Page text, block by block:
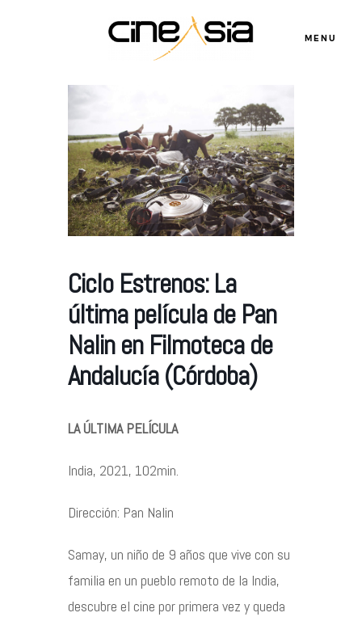
MENU
Ciclo Estrenos: La
última película de Pan
Nalin en Filmoteca de
Andalucía (Córdoba)
LA ÚLTIMA PELÍCULA
India, 2021, 102min.
Dirección: Pan Nalin
Samay, un niño de 9 años que vive con su
familia en un pueblo remoto de la India,
descubre el cine por primera vez y queda
Servicios
©2026 COPYRIGHT FLOTHEMES